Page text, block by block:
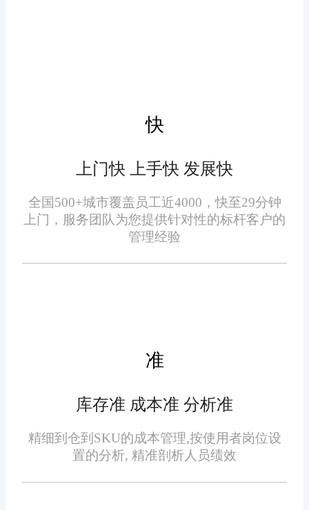
渠道同步爆单时，统一链路抓取
订单容易拥堵。拆分渠道对接链
路，分散订单抓取压力，避免单
一链路过载，降低并发卡顿概
率，平稳承接瞬时流量峰值。
高并发场景电商ERP系统如
何选才不卡顿?抗卡顿不靠扩容运
应对流量波动从容，守住大促履
免责声明：本网站尽可能确保发布信息的准确性与可靠性，但不能
保证其完全无误，请您在阅读本网站内容时自行判断真实性，本网
容，包括但不限于文字、图片、标识、广告、商标、域名等，除特
快
上门快 上手快 发展快
全国500+城市覆盖员工近4000，快至29分钟
上门，服务团队为您提供针对性的标杆客户的
管理经验
准
库存准 成本准 分析准
精细到仓到SKU的成本管理,按使用者岗位设
置的分析, 精准剖析人员绩效